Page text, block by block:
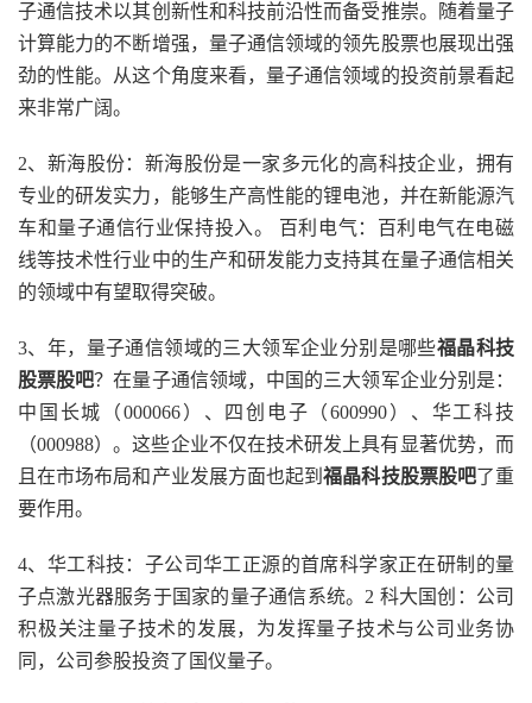
子通信技术以其创新性和科技前沿性而备受推崇。随着量子
计算能力的不断增强，量子通信领域的领先股票也展现出强
劲的性能。从这个角度来看，量子通信领域的投资前景看起
来非常广阔。
2、新海股份：新海股份是一家多元化的高科技企业，拥有
专业的研发实力，能够生产高性能的锂电池，并在新能源汽
车和量子通信行业保持投入。 百利电气：百利电气在电磁
线等技术性行业中的生产和研发能力支持其在量子通信相关
的领域中有望取得突破。
3、年，量子通信领域的三大领军企业分别是哪些福晶科技
股票股吧？在量子通信领域，中国的三大领军企业分别是：
中国长城（000066）、四创电子（600990）、华工科技
（000988）。这些企业不仅在技术研发上具有显著优势，而
且在市场布局和产业发展方面也起到福晶科技股票股吧了重
要作用。
4、华工科技：子公司华工正源的首席科学家正在研制的量
子点激光器服务于国家的量子通信系统。2 科大国创：公司
积极关注量子技术的发展，为发挥量子技术与公司业务协
同，公司参股投资了国仪量子。